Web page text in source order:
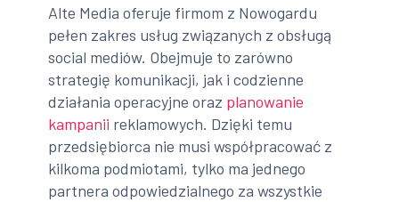
Alte Media oferuje firmom z Nowogardu
pełen zakres usług związanych z obsługą
social mediów. Obejmuje to zarówno
strategię komunikacji, jak i codzienne
działania operacyjne oraz planowanie
kampanii reklamowych. Dzięki temu
przedsiębiorca nie musi współpracować z
kilkoma podmiotami, tylko ma jednego
partnera odpowiedzialnego za wszystkie